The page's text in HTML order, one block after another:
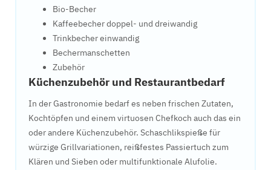
Bio-Becher
Kaffeebecher doppel- und dreiwandig
Trinkbecher einwandig
Bechermanschetten
Zubehör
Küchenzubehör und Restaurantbedarf
In der Gastronomie bedarf es neben frischen Zutaten,
Kochtöpfen und einem virtuosen Chefkoch auch das ein
oder andere Küchenzubehör. Schaschlikspieße für
würzige Grillvariationen, reißfestes Passiertuch zum
Klären und Sieben oder multifunktionale Alufolie.